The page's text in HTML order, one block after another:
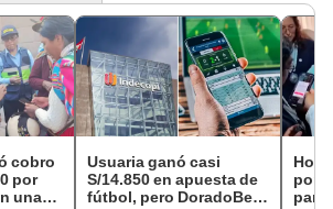
cobro
por
una
Usuaria ganó casi
S/14.850 en apuesta de
fútbol, pero DoradoBet
por
para